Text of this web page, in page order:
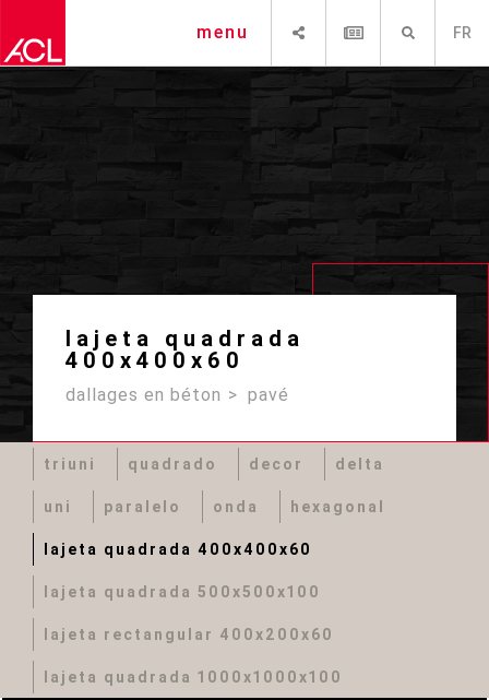
FR
menu
lajeta quadrada
400x400x60
dallages en béton pavé
triuni quadrado decor delta
uni paralelo onda hexagonal
lajeta quadrada 400x400x60
lajeta quadrada 500x500x100
lajeta rectangular 400x200x60
lajeta quadrada 1000x1000x100